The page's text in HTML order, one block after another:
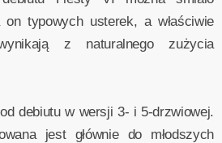
typowych usterek, a właściwie
z naturalnego zużycia
debiutu w wersji 3- i 5-drzwiowej.
jest głównie do młodszych